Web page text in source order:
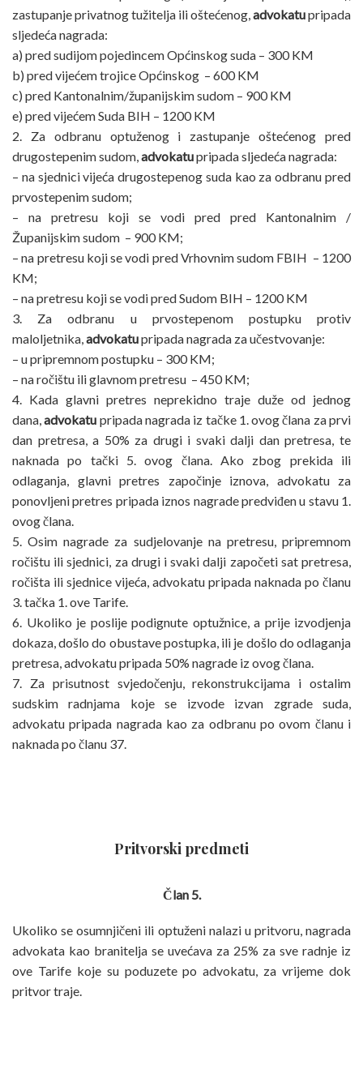
zastupanje privatnog tužitelja ili oštećenog,advokatupripada
sljedeća nagrada:
a) pred sudijom pojedincem Općinskog suda – 300 KM
b) pred vijećem trojice Općinskog – 600 KM
c) pred Kantonalnim/županijskim sudom – 900 KM
e) pred vijećem Suda BIH – 1200 KM
2. Za odbranu optuženog i zastupanje oštećenog pred
drugostepenim sudom,advokatupripada sljedeća nagrada:
– na sjednici vijeća drugostepenog suda kao za odbranu pred
prvostepenim sudom;
– na pretresu koji se vodi pred pred Kantonalnim /
Županijskim sudom – 900 KM;
– na pretresu koji se vodi pred Vrhovnim sudom FBIH – 1200
KM;
– na pretresu koji se vodi pred Sudom BIH – 1200 KM
3. Za odbranu u prvostepenom postupku protiv
maloljetnika,advokatupripada nagrada za učestvovanje:
– u pripremnom postupku – 300 KM;
– na ročištu ili glavnom pretresu – 450 KM;
4. Kada glavni pretres neprekidno traje duže od jednog
dana,advokatu pripada nagrada iz tačke 1. ovog člana za prvi
dan pretresa, a 50% za drugi i svaki dalji dan pretresa, te
naknada po tački 5. ovog člana. Ako zbog prekida ili
odlaganja, glavni pretres započinje iznova, advokatu za
ponovljeni pretres pripada iznos nagrade predviđen u stavu 1.
ovog člana.
5. Osim nagrade za sudjelovanje na pretresu, pripremnom
ročištu ili sjednici, za drugi i svaki dalji započeti sat pretresa,
ročišta ili sjednice vijeća, advokatu pripada naknada po članu
3. tačka 1. ove Tarife.
6. Ukoliko je poslije podignute optužnice, a prije izvodjenja
dokaza, došlo do obustave postupka, ili je došlo do odlaganja
pretresa, advokatu pripada 50% nagrade iz ovog člana.
7. Za prisutnost svjedočenju, rekonstrukcijama i ostalim
sudskim radnjama koje se izvode izvan zgrade suda,
advokatu pripada nagrada kao za odbranu po ovom članu i
naknada po članu 37.
Pritvorski predmeti
Član 5.
Ukoliko se osumnjičeni ili optuženi nalazi u pritvoru, nagrada
advokata kao branitelja se uvećava za 25% za sve radnje iz
ove Tarife koje su poduzete po advokatu, za vrijeme dok
pritvor traje.